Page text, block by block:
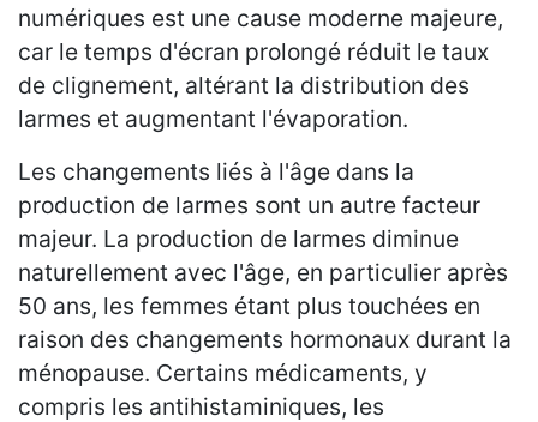
numériques est une cause moderne majeure,
car le temps d'écran prolongé réduit le taux
de clignement, altérant la distribution des
larmes et augmentant l'évaporation.
Les changements liés à l'âge dans la
production de larmes sont un autre facteur
majeur. La production de larmes diminue
naturellement avec l'âge, en particulier après
50 ans, les femmes étant plus touchées en
raison des changements hormonaux durant la
ménopause. Certains médicaments, y
compris les antihistaminiques, les